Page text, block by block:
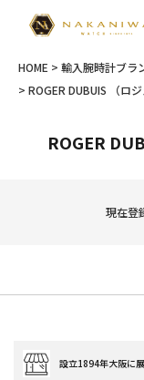
HOME 輸入腕時計ブラ
ROGER DUBUIS （ロ
ROGER
現在登
設立1894年大阪に